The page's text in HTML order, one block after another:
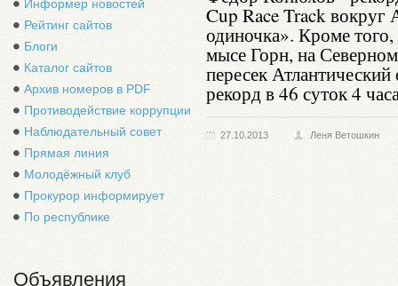
Информер новостей
Рейтинг сайтов
Блоги
Каталог сайтов
Архив номеров в PDF
Противодействие коррупции
Наблюдательный совет
Прямая линия
Молодёжный клуб
Прокурор информирует
По республике
Объявления
Cup Race Track вокруг
одиночка». Кроме
мысе Горн, на
пересек
рекорд в 46 суток 4
27.10.2013 Леня Ветошкин